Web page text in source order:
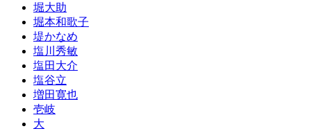
堀大助
堀本和歌子
堤かなめ
塩川秀敏
塩田大介
塩谷立
増田寛也
壱岐
大